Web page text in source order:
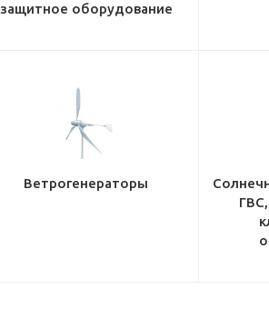
защитное оборудование
Ветрогенераторы